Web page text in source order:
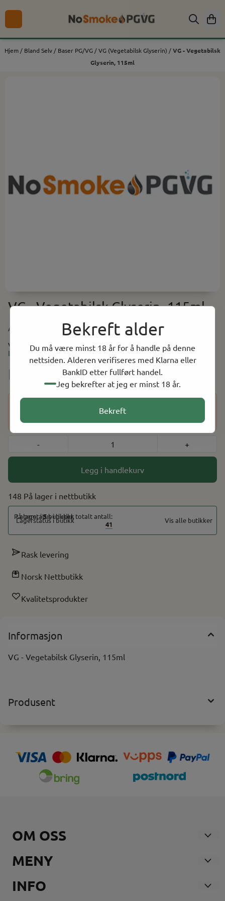
Bekreft alder
Du må være minst 18 år for å handle på denne
nettsiden. Alderen verifiseres med Klarna eller
BankID etter fullført handel.
Jeg bekrefter at jeg er minst 18 år.
Bekreft
Hopp til innhold
Hjem / Bland Selv / Baser PG/VG /VG (Vegetabilsk Glyserin) /VG - Vegetabilsk
Glyserin, 115ml
VG - Vegetabilsk Glyserin, 115ml
Art.nr:
VG - Vegetabilsk Glyserin, 115ml
Les mer
NOK 89.00
Dette produktet har en aldersbegrensning på 18 år. Etter at
du har fullført kjøpet, vil du bli bedt om å bekrefte alderen
din ved hjelp av BankID for å fullføre bestillingen.
- +
Legg i handlekurv
148 På lager
På lager i5butikker, totalt antall:
41
Vis alle butikker
Rask levering
Norsk Nettbutikk
Kvalitetsprodukter
Informasjon
VG - Vegetabilsk Glyserin, 115ml
Produsent
OM OSS
Nosmoke AS
3170 SEM
MENY
Våre Butikker
INFO